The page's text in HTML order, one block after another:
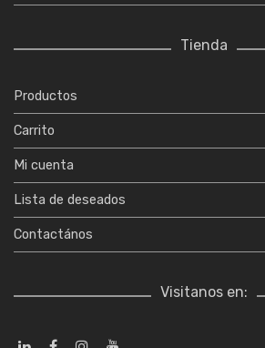
Tienda
Productos
Carrito
Mi cuenta
Lista de deseados
Contactános
Visitanos en: